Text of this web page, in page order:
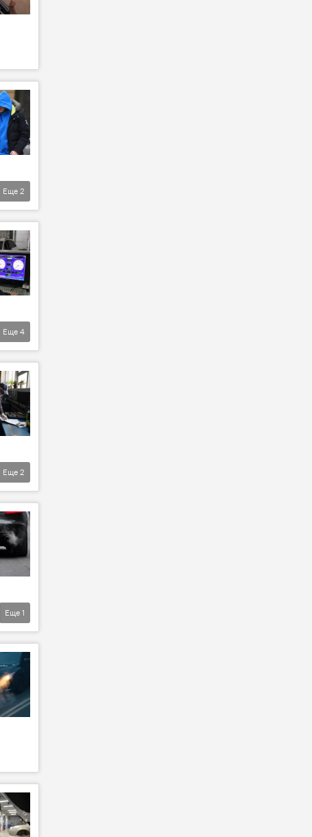
Еще 2
Еще 4
Еще 2
Еще 1